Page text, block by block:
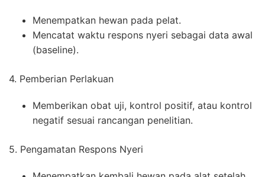
Menempatkan hewan pada pelat.
Mencatat waktu respons nyeri sebagai data awal
(baseline).
4. Pemberian Perlakuan
Memberikan obat uji, kontrol positif, atau kontrol
negatif sesuai rancangan penelitian.
5. Pengamatan Respons Nyeri